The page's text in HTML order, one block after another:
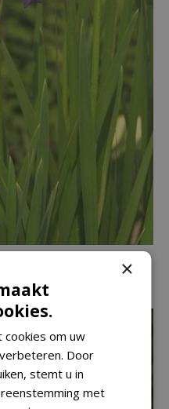
×
om uw
Door
stemt u in
met